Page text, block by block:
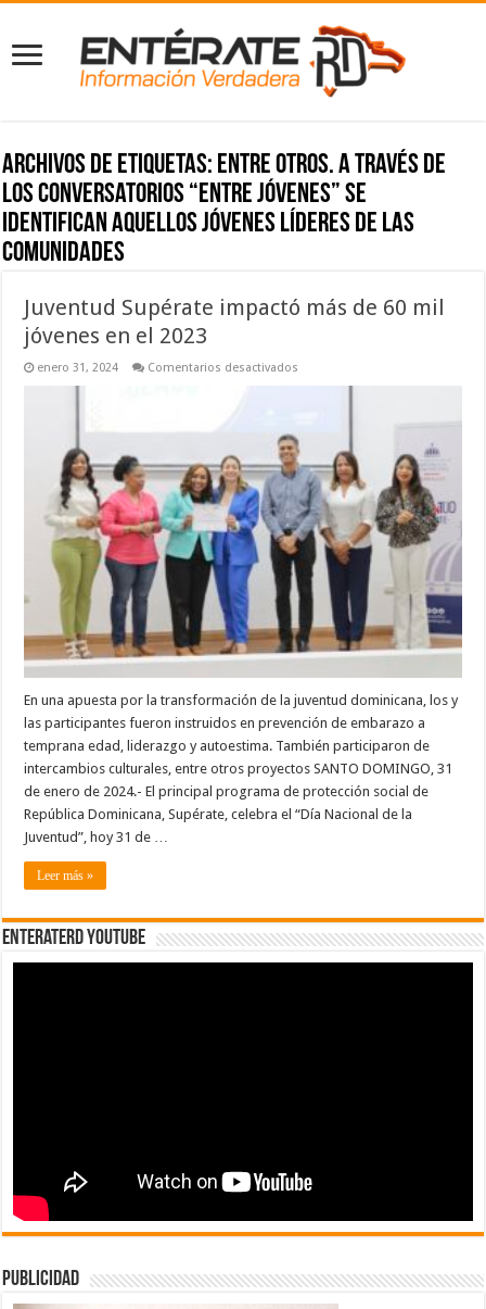
Archivos de etiquetas: entre otros. A través de
los conversatorios “Entre Jóvenes” se
identifican aquellos jóvenes líderes de las
comunidades
Juventud Supérate impactó más de 60 mil
jóvenes en el 2023
enero 31, 2024 Comentarios desactivados
de
60
mil
jóvenes
en
el
2023
En una apuesta por la transformación de la juventud dominicana, los y
las participantes fueron instruidos en prevención de embarazo a
temprana edad, liderazgo y autoestima. También participaron de
intercambios culturales, entre otros proyectos SANTO DOMINGO, 31
de enero de 2024.- El principal programa de protección social de
República Dominicana, Supérate, celebra el “Día Nacional de la
Juventud”, hoy 31 de …
Leer más »
EnterateRD YOUTUBE
publicidad